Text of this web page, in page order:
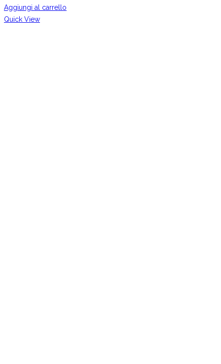
Aggiungi al carrello
Quick View